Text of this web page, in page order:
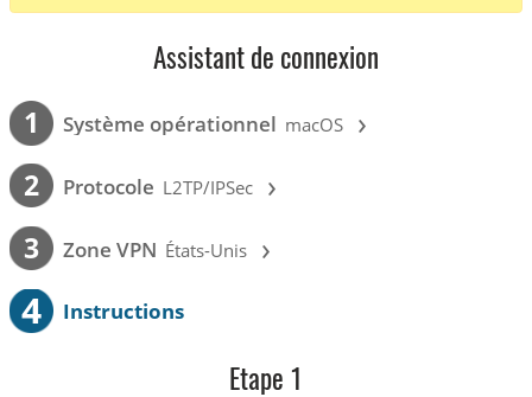
Assistant de connexion
1 Système opérationnel macOS ›
2 Protocole L2TP/IPSec ›
3 Zone VPN États-Unis ›
4 Instructions
Etape 1